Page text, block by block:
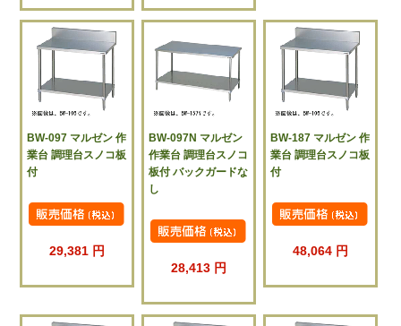
BW-097 マルゼン 作
業台 調理台スノコ板
付
29,381 円
BW-097N マルゼン
作業台 調理台スノコ
板付 バックガードな
し
28,413 円
BW-187 マルゼン 作
業台 調理台スノコ板
付
48,064 円